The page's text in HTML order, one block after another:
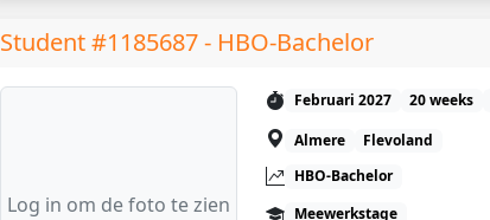
Student #1185687 - HBO-Bachelor
Log in om de foto te zien
Februari 2027 20 weeks
Almere
Flevoland
HBO-Bachelor
Meewerkstage